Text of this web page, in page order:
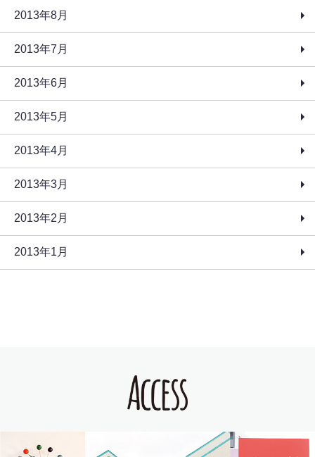
2013年8月
2013年7月
2013年6月
2013年5月
2013年4月
2013年3月
2013年2月
2013年1月